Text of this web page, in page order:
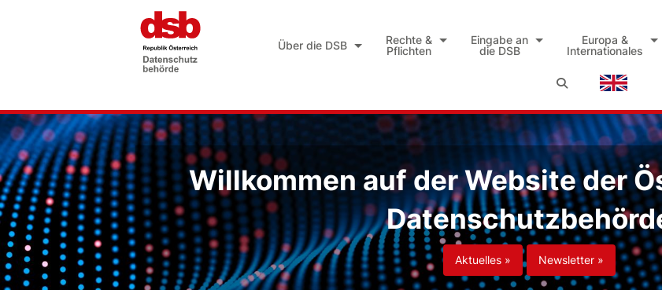
Über die DSB
Rechte &
Pflichten
Eingabe an
die DSB
Europa &
Internationales
Willkommen auf der Website der
Aktuelles » Newsletter »